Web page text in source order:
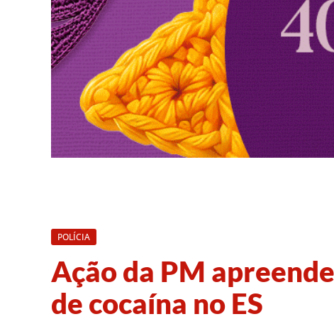
POLÍCIA
Ação da PM
de cocaína no ES